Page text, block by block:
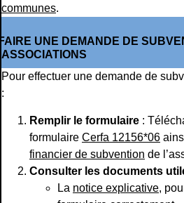
communes.
UNE DEMANDE DE
ASSOCIATIONS
Pour effectuer une demande de
:
Remplir le formulaire :
formulaire Cerfa 12156*06
financier de subvention de
Consulter les documents
La notice explicative,